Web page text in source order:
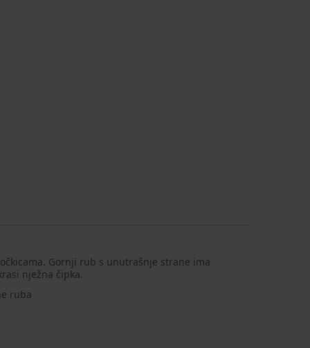
Gornji rub s unutrašnje strane ima
nježna čipka.
ruba